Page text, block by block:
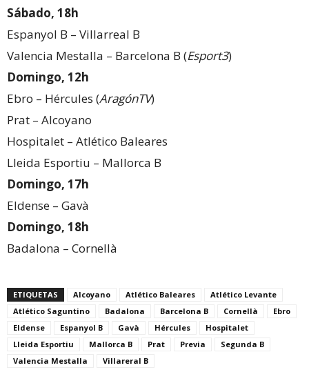
Sábado, 18h
Espanyol B – Villarreal B
Valencia Mestalla – Barcelona B (Esport3)
Domingo, 12h
Ebro – Hércules (AragónTV)
Prat – Alcoyano
Hospitalet – Atlético Baleares
Lleida Esportiu – Mallorca B
Domingo, 17h
Eldense – Gavà
Domingo, 18h
Badalona – Cornellà
ETIQUETAS Alcoyano Atlético Baleares
Atlético Levante
Atlético Saguntino
Badalona Barcelona B Cornellà
Ebro
Eldense
Espanyol B Gavà Hércules
Hospitalet
Lleida Esportiu
Mallorca B Prat Previa
Segunda B
Valencia Mestalla
Villareral B